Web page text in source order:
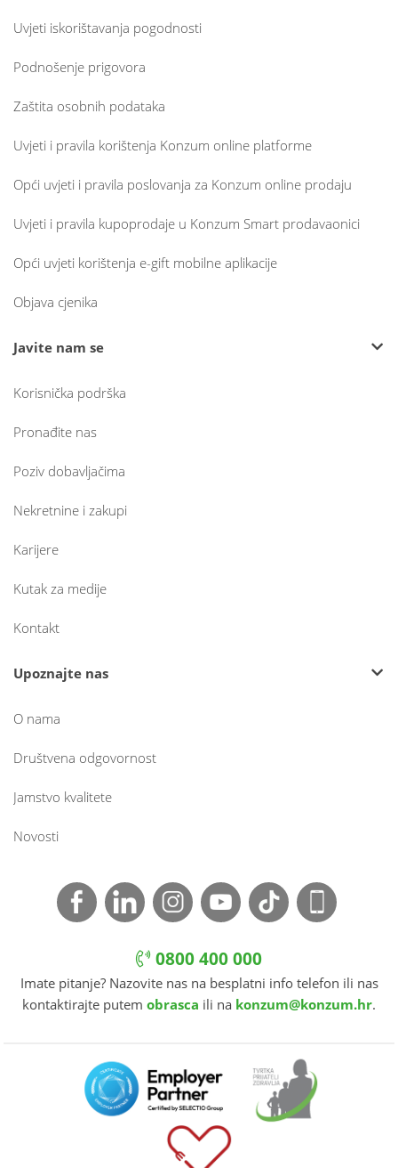
Uvjeti iskorištavanja pogodnosti
Podnošenje prigovora
Zaštita osobnih podataka
Uvjeti i pravila korištenja Konzum online platforme
Opći uvjeti i pravila poslovanja za Konzum online prodaju
Uvjeti i pravila kupoprodaje u Konzum Smart prodavaonici
Opći uvjeti korištenja e-gift mobilne aplikacije
Objava cjenika
Javite nam se
Korisnička podrška
Pronađite nas
Poziv dobavljačima
Nekretnine i zakupi
Karijere
Kutak za medije
Kontakt
Upoznajte nas
O nama
Društvena odgovornost
Jamstvo kvalitete
Novosti
0800 400 000
Imate pitanje? Nazovite nas na besplatni info telefon ili nas
kontaktirajte putem obrasca ili na konzum@konzum.hr.